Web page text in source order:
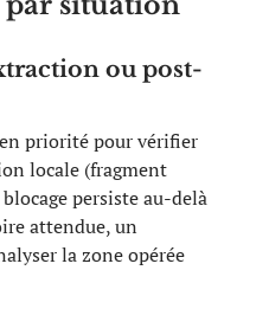
ou post-
priorité pour vérifier
locale (fragment
persiste au-delà
attendue, un
la zone opérée